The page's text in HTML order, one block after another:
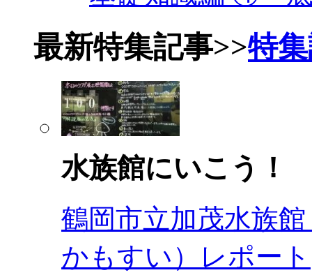
最新特集記事>>特
水族館にいこう！
鶴岡市立加茂水族
かもすい）レポート